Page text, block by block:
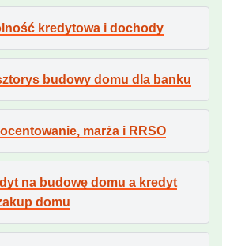
kredytowa i dochody
budowy domu dla banku
marża i RRSO
na budowę domu a kredyt
domu